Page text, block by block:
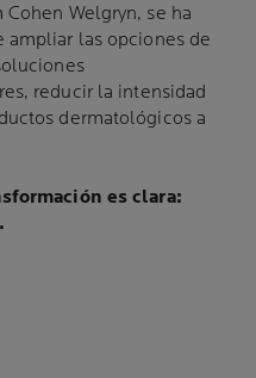
Cohen Welgryn, se ha
ampliar las opciones de
reducir la intensidad
dermatológicos a
es clara: